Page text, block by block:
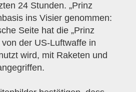
24 Stunden. „Prinz
ins Visier genommen:
Seite hat die „Prinz
der US-Luftwaffe in
wird, mit Raketen und